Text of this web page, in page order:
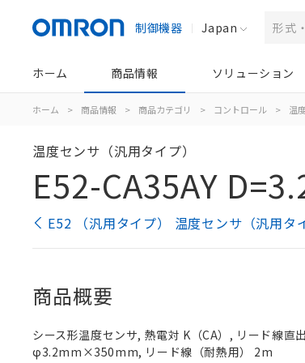
制御機器 Japan
ホーム 商品情報 ソリューション
ホーム > 商品情報 > 商品カテゴリ > コントロール > 温
温度センサ（汎用タイプ）
E52-CA35AY
E52 （汎用タイプ） 温度センサ（汎用タ
商品概要
シース形温度センサ, 熱電対 K（CA）, リード線
φ3.2mm×350mm, リード線（耐熱用） 2m